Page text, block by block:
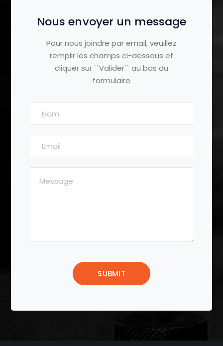
Nous envoyer un message
Pour nous joindre par email, veuillez
remplir les champs ci-dessous et
cliquer sur ``Valider`` au bas du
formulaire